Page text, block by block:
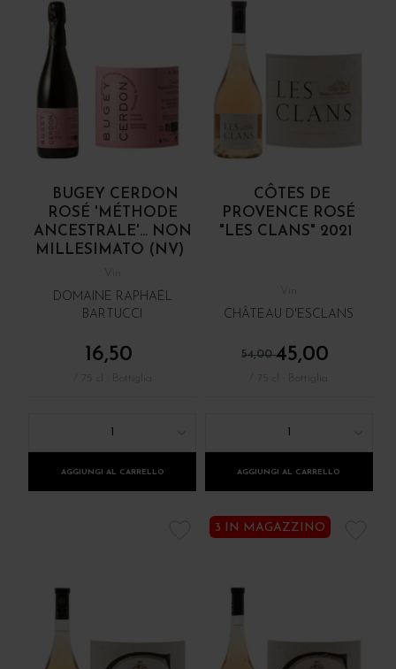
BUGEY CERDON
ROSÉ 'MÉTHODE
ANCESTRALE'... NON
MILLESIMATO (NV)
DOMAINE RAPHAËL
BARTUCCI
16,50
AGGIUNGI AL CARRELLO
CÔTES DE
PROVENCE ROSÉ
"LES CLANS" 2021
CHÂTEAU D'ESCLANS
54,0045,00
AGGIUNGI AL CARRELLO
3 IN MAGAZZINO